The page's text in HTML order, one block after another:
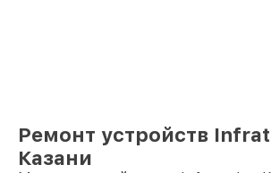
Ремонт устройств
Казани